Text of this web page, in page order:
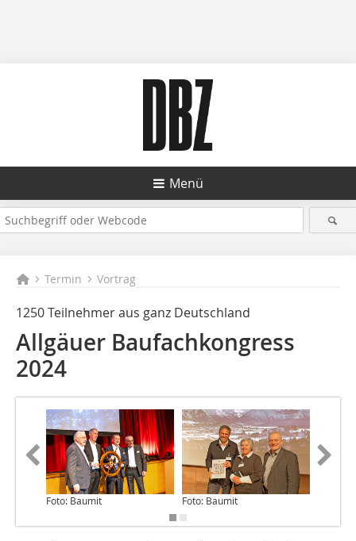
Menü
Termin Vortrag
1250 Teilnehmer aus ganz Deutschland
Allgäuer Baufachkongress
2024
Foto: Baumit Foto: Baumit